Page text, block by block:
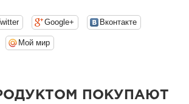
Google+ Вконтакте
Мой мир
ПОКУПАЮТ